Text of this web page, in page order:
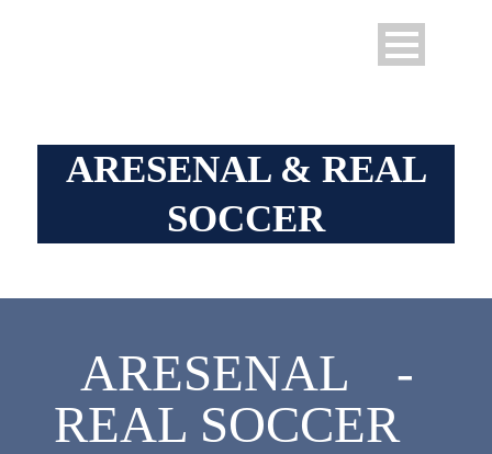
ARESENAL & REAL
SOCCER
ARESENAL
-
REAL SOCCER